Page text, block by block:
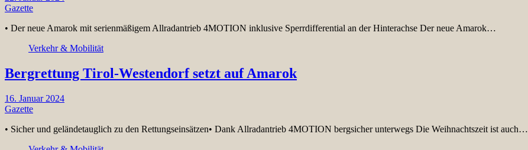
Gazette
• Der neue Amarok mit serienmäßigem Allradantrieb 4MOTION inklusive Sperrdifferential an der Hinterachse Der neue Amarok…
Verkehr & Mobilität
Bergrettung Tirol-Westendorf setzt auf Amarok
16. Januar 2024
Gazette
• Sicher und geländetauglich zu den Rettungseinsätzen• Dank Allradantrieb 4MOTION bergsicher unterwegs Die Weihnachtszeit ist auch…